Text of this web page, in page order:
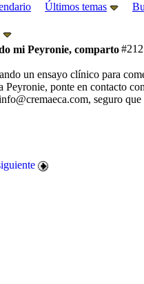
Últimos temas
mi Peyronie, comparto
un ensayo clínico para
Peyronie, ponte en contacto
seguro